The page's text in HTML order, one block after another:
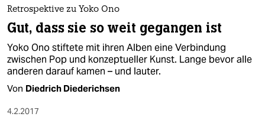
Retrospektive zu Yoko Ono
Gut, dass sie so weit gegangen ist
Yoko Ono stiftete mit ihren Alben eine Verbindung
zwischen Pop und konzeptueller Kunst. Lange bevor alle
anderen darauf kamen – und lauter.
Von Diedrich Diederichsen
4.2.2017